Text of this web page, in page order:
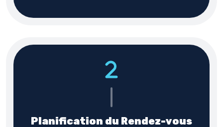
Planification du Rendez-vous